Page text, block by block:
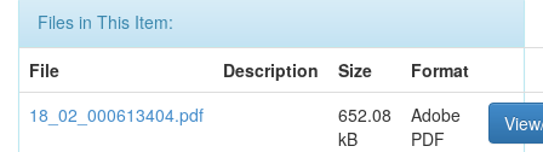
Files in This Item:
File
Description Size
Format
18_02_000613404.pdf
652.08
kB
Adobe
PDF